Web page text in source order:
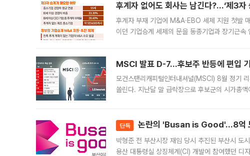
후계자 없어도 회사는 남긴다?…‘제3
후계자 부재 기업에 M&A·EBO 세제 지원 첫발
이던 기업승계 세제의 문을 동종기업과 장기근
MSCI 발표 D-7…후보주 반등에 편입
모건스탠리캐피털인터내셔널(MSCI) 8월 정기
쏠린다. 지난달 말 급락장으로 후보군의 시가총
단독 논란의 'Busan is Good'…8억
박형준 전 부산시장 재임 당시 추진된 부산시 도
용산 대통령실 상징체계(CI) 개발에 참여했던 디